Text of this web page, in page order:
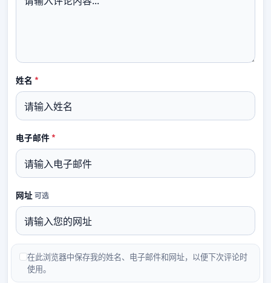
姓名 *必填
电子邮件*必填
网址 可选
在此浏览器中保存我的姓名、电子邮件和网址，以便下次评论时
使用。